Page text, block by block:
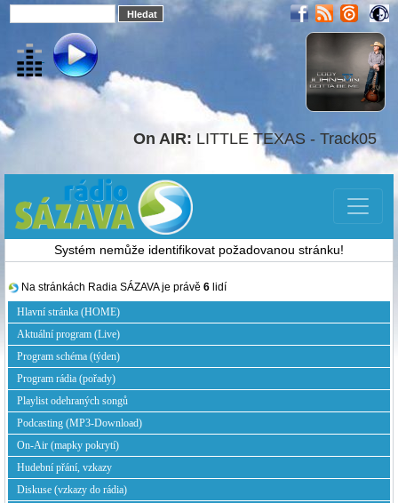
On AIR: LITTLE TEXAS - Track05
Systém nemůže identifikovat požadovanou stránku!
Na stránkách Radia SÁZAVA je právě 6 lidí
Hlavní stránka (HOME)
Aktuální program (Live)
Program schéma (týden)
Program rádia (pořady)
Playlist odehraných songů
Podcasting (MP3-Download)
On-Air (mapky pokrytí)
Hudební přání, vzkazy
Diskuse (vzkazy do rádia)